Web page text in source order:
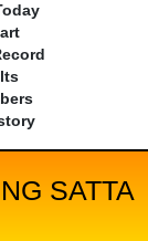
SATTA